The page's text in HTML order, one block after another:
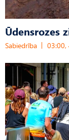
Ūdensrozes
Sabiedrība 03:00,